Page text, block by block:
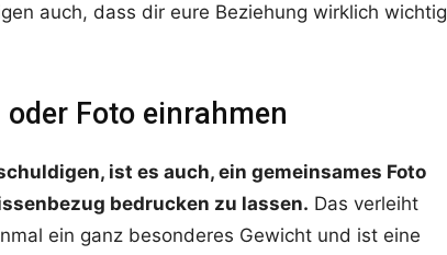
auch, dass dir eure Beziehung wirklich wichtig
Foto einrahmen
ist es auch, ein gemeinsames Foto
bedrucken zu lassen. Das verleiht
ein ganz besonderes Gewicht und ist eine